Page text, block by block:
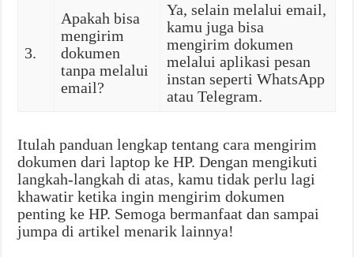
3.
Apakah bisa
mengirim
dokumen
tanpa melalui
email?
Ya, selain melalui email,
kamu juga bisa
mengirim dokumen
melalui aplikasi pesan
instan seperti WhatsApp
atau Telegram.
Itulah panduan lengkap tentang cara mengirim
dokumen dari laptop ke HP. Dengan mengikuti
langkah-langkah di atas, kamu tidak perlu lagi
khawatir ketika ingin mengirim dokumen
penting ke HP. Semoga bermanfaat dan sampai
jumpa di artikel menarik lainnya!